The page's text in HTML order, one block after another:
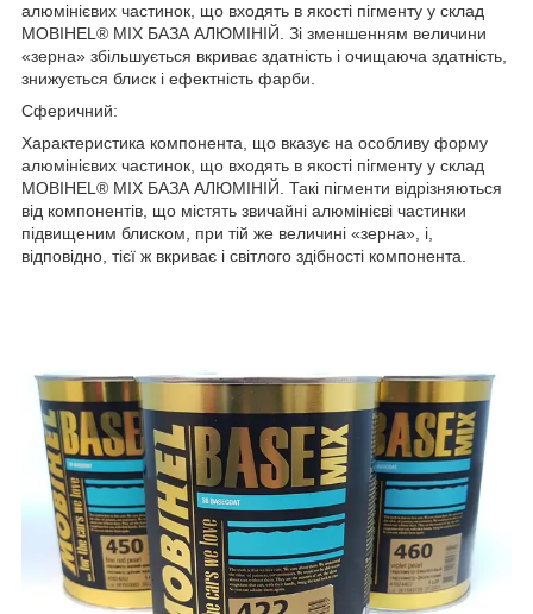
алюмінієвих частинок, що входять в якості пігменту у склад
MOBIHEL® MIX БАЗА АЛЮМІНІЙ. Зі зменшенням величини
«зерна» збільшується вкриває здатність і очищаюча здатність,
знижується блиск і ефектність фарби.
Сферичний:
Характеристика компонента, що вказує на особливу форму
алюмінієвих частинок, що входять в якості пігменту у склад
MOBIHEL® MIX БАЗА АЛЮМІНІЙ. Такі пігменти відрізняються
від компонентів, що містять звичайні алюмінієві частинки
підвищеним блиском, при тій же величині «зерна», і,
відповідно, тієї ж вкриває і світлого здібності компонента.